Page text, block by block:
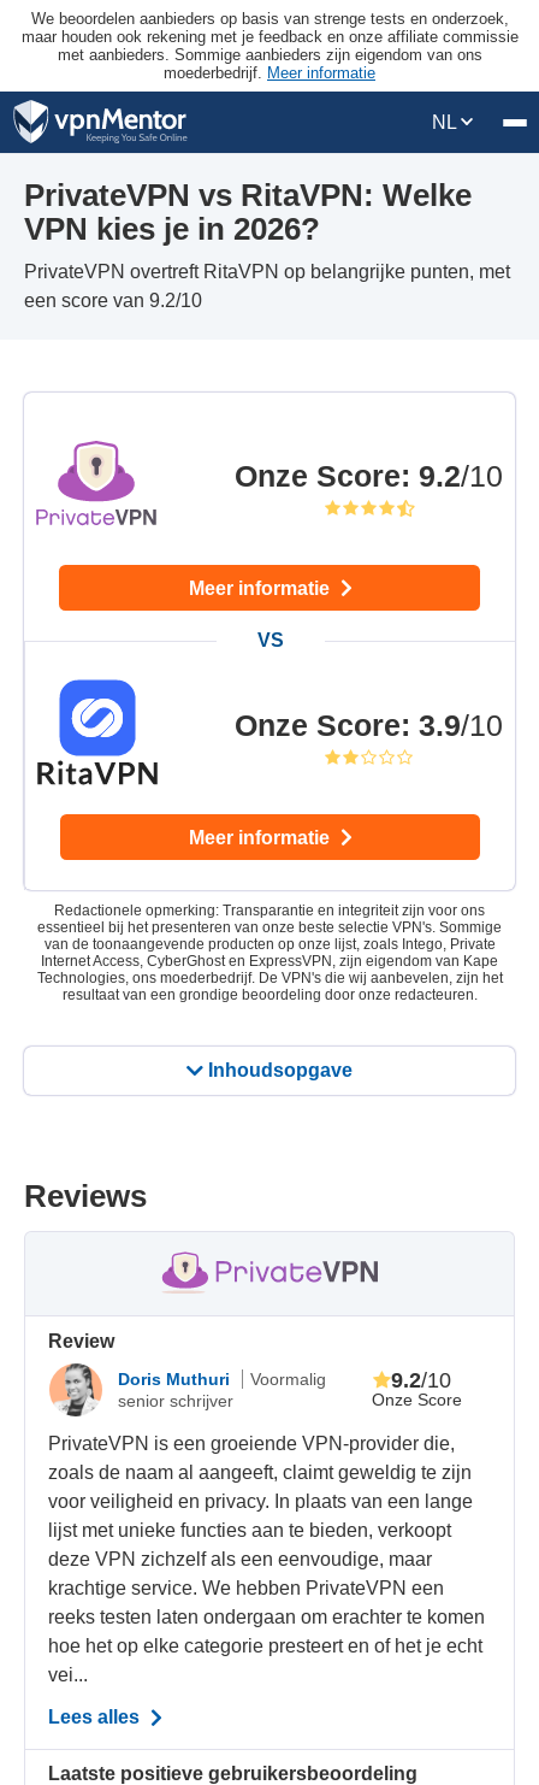
We beoordelen aanbieders op basis van strenge tests en onderzoek,
maar houden ook rekening met je feedback en onze affiliate commissie
met aanbieders. Sommige aanbieders zijn eigendom van ons
moederbedrijf. Meer informatie
NL
PrivateVPN vs RitaVPN: Welke
VPN kies je in 2026?
PrivateVPN overtreft RitaVPN op belangrijke punten, met
een score van 9.2/10
Inhoudsopgave
Onze Score: 9.2/10
Meer informatie
Onze Score: 3.9/10
Meer informatie
Redactionele opmerking: Transparantie en integriteit zijn voor ons
essentieel bij het presenteren van onze beste selectie VPN's. Sommige
van de toonaangevende producten op onze lijst, zoals Intego, Private
Internet Access, CyberGhost en ExpressVPN, zijn eigendom van Kape
Technologies, ons moederbedrijf. De VPN's die wij aanbevelen, zijn het
resultaat van een grondige beoordeling door onze redacteuren.
Reviews
Review
Doris Muthuri
Voormalig
senior schrijver
Onze Score
9.2/10
PrivateVPN is een groeiende VPN-provider die,
zoals de naam al aangeeft, claimt geweldig te zijn
voor veiligheid en privacy. In plaats van een lange
lijst met unieke functies aan te bieden, verkoopt
deze VPN zichzelf als een eenvoudige, maar
krachtige service. We hebben PrivateVPN een
reeks testen laten ondergaan om erachter te komen
hoe het op elke categorie presteert en of het je echt
vei...
Lees alles
Laatste positieve gebruikersbeoordeling